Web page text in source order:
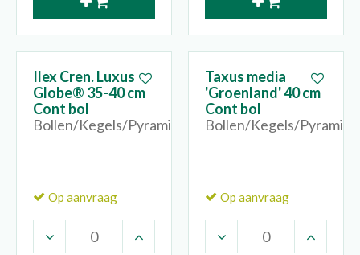
Ilex Cren. Luxus
Globe® 35-40 cm
Cont bol
Bollen/Kegels/Pyramides
Op aanvraag
Taxus media
'Groenland' 40 cm
Cont bol
Bollen/Kegels/
Op aanvraag